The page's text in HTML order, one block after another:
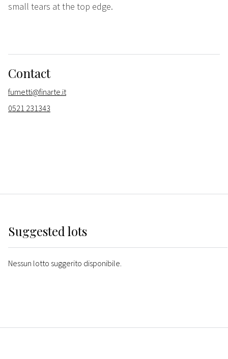
small tears at the top edge.
Contact
fumetti@finarte.it
0521 231343
Suggested lots
Nessun lotto suggerito disponibile.